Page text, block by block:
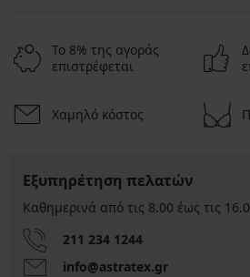
Το 8% της αγοράς
επιστρέφεται
Χαμηλό κόστος
Εξυπηρέτηση πελατών
Καθημερινά από τις 8.00 έως τις
211 234 1244
info@astratex.gr